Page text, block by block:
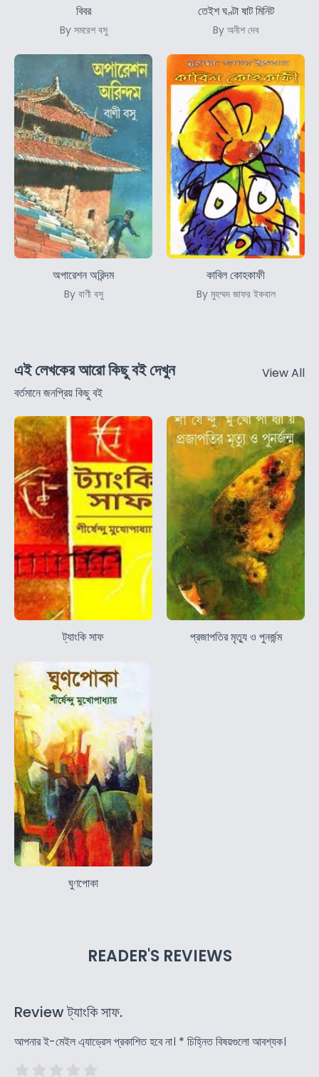
বিবর
By সমরেশ বসু
তেইশ ঘণ্টা ষাট মিনিট
By অনীশ দেব
অপারেশন অরিন্দম
By বাণী বসু
কাবিল কোহকাফী
By মুহম্মদ জাফর ইকবাল
এই লেখকের আরো কিছু বই দেখুন
বর্তমানে জনপ্রিয় কিছু বই
View All
ট্যাংকি সাফ প্রজাপতির মৃত্যু ও পুনর্জন্ম
ঘুণপোকা
READER'S REVIEWS
Review ট্যাংকি সাফ.
আপনার ই-মেইল এ্যাড্রেস প্রকাশিত হবে না। * চিহ্নিত বিষয়গুলো আবশ্যক।